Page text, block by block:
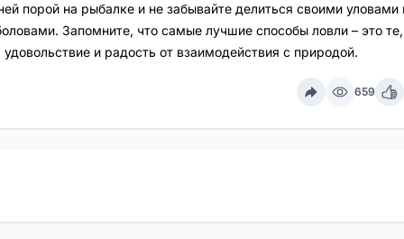
порой на рыбалке и не забывайте делиться своими уловами
Запомните, что самые лучшие способы ловли – это те,
и радость от взаимодействия с природой.
659